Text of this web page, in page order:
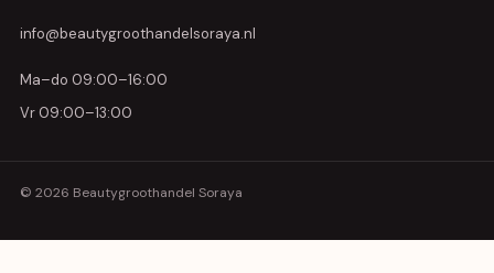
info@beautygroothandelsoraya.nl
Ma–do 09:00–16:00
Vr 09:00–13:00
© 2026 Beautygroothandel Soraya